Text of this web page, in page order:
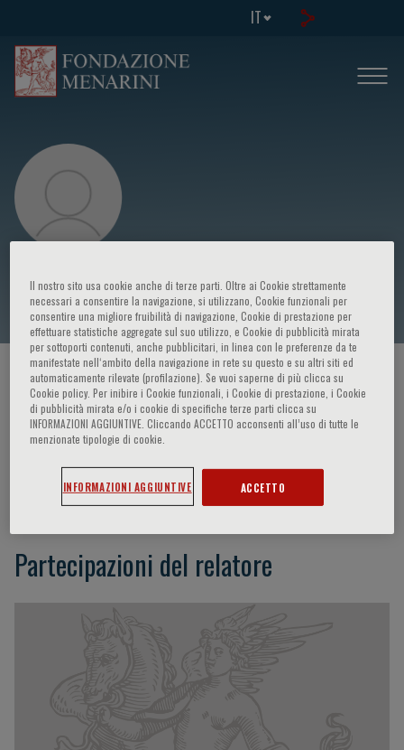
IT
Nicola Tomas
HOME PAGE / CORSI ED EVENTI / RELATORE
Nicola Tomas
Partecipazioni del relatore
Il nostro sito usa cookie anche di terze parti. Oltre ai Cookie strettamente
necessari a consentire la navigazione, si utilizzano, Cookie funzionali per
consentire una migliore fruibilità di navigazione, Cookie di prestazione per
effettuare statistiche aggregate sul suo utilizzo, e Cookie di pubblicità mirata
per sottoporti contenuti, anche pubblicitari, in linea con le preferenze da te
manifestate nell‘ambito della navigazione in rete su questo e su altri siti ed
automaticamente rilevate (profilazione). Se vuoi saperne di più clicca su
Cookie policy. Per inibire i Cookie funzionali, i Cookie di prestazione, i Cookie
di pubblicità mirata e/o i cookie di specifiche terze parti clicca su
INFORMAZIONI AGGIUNTIVE. Cliccando ACCETTO acconsenti all’uso di tutte le
menzionate tipologie di cookie.
INFORMAZIONI AGGIUNTIVE ACCETTO